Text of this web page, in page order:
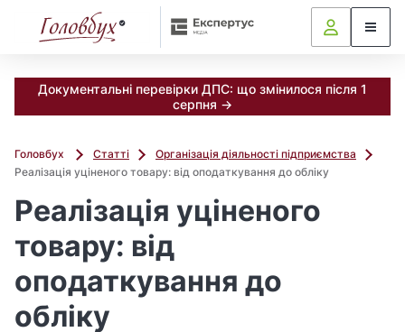
Документальні перевірки ДПС: що змінилося після 1
серпня →
Головбух Статті
Організація діяльності підприємства
Реалізація уціненого товару: від оподаткування до обліку
Реалізація уціненого
товару: від
оподаткування до
обліку